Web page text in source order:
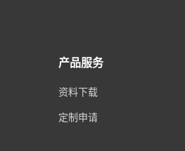
产品服务
资料下载
定制申请